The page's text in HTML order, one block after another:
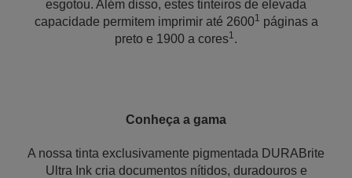
esgotou. Além disso, estes tinteiros de elevada
capacidade permitem imprimir até 26001 páginas a
preto e 1900 a cores1.
Conheça a gama
A nossa tinta exclusivamente pigmentada DURABrite
Ultra Ink cria documentos nítidos, duradouros e